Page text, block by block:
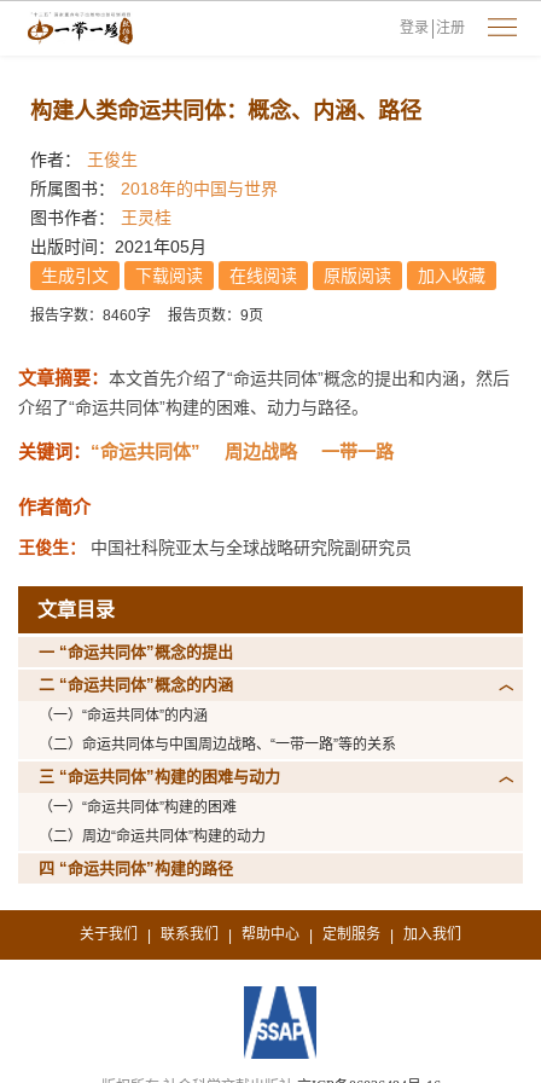
登录 注册
构建人类命运共同体：概念、内涵、路径
作者：
王俊生
所属图书：
2018年的中国与世界
图书作者：
王灵桂
出版时间：2021年05月
生成引文
下载阅读 在线阅读 原版阅读 加入收藏
报告字数：8460字 报告页数：9页
文章摘要： 本文首先介绍了“命运共同体”概念的提出和内涵，然后
介绍了“命运共同体”构建的困难、动力与路径。
关键词： “命运共同体” 周边战略 一带一路
作者简介
王俊生： 中国社科院亚太与全球战略研究院副研究员
文章目录
一 “命运共同体”概念的提出
二 “命运共同体”概念的内涵
（一）“命运共同体”的内涵
（二）命运共同体与中国周边战略、“一带一路”等的关系
三 “命运共同体”构建的困难与动力
（一）“命运共同体”构建的困难
（二）周边“命运共同体”构建的动力
四 “命运共同体”构建的路径
关于我们 | 联系我们 | 帮助中心 | 定制服务 | 加入我们